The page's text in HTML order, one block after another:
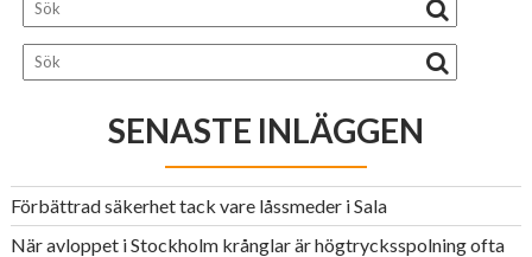
SENASTE INLÄGGEN
Förbättrad säkerhet tack vare låssmeder i Sala
När avloppet i Stockholm krånglar är högtrycksspolning ofta